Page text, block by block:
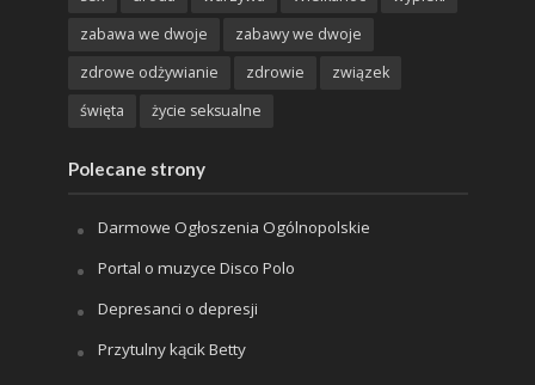
zabawa we dwoje
zabawy we dwoje
zdrowe odżywianie
zdrowie
związek
święta
życie seksualne
Polecane strony
Darmowe Ogłoszenia Ogólnopolskie
Portal o muzyce Disco Polo
Depresanci o depresji
Przytulny kącik Betty